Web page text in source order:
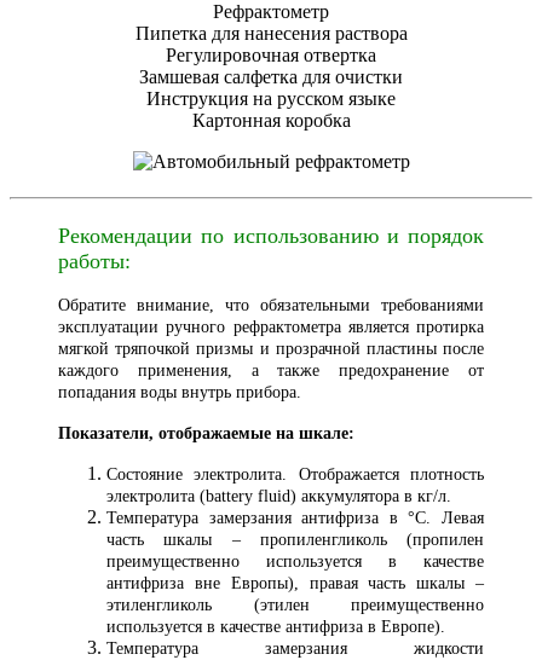
Рефрактометр
Пипетка для нанесения раствора
Регулировочная отвертка
Замшевая салфетка для очистки
Инструкция на русском языке
Картонная коробка
Рекомендации по использованию и порядок
работы:
Обратите внимание, что обязательными требованиями
эксплуатации ручного рефрактометра является протирка
мягкой тряпочкой призмы и прозрачной пластины после
каждого применения, а также предохранение от
попадания воды внутрь прибора.
Показатели, отображаемые на шкале:
Состояние электролита. Отображается плотность
электролита (battery fluid) аккумулятора в кг/л.
Температура замерзания антифриза в °С. Левая
часть шкалы – пропиленгликоль (пропилен
преимущественно используется в качестве
антифриза вне Европы), правая часть шкалы –
этиленгликоль (этилен преимущественно
используется в качестве антифриза в Европе).
Температура замерзания жидкости